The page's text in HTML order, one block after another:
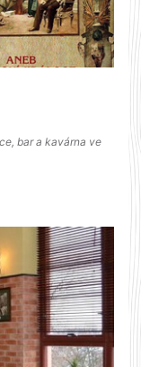
bar a kavárna ve